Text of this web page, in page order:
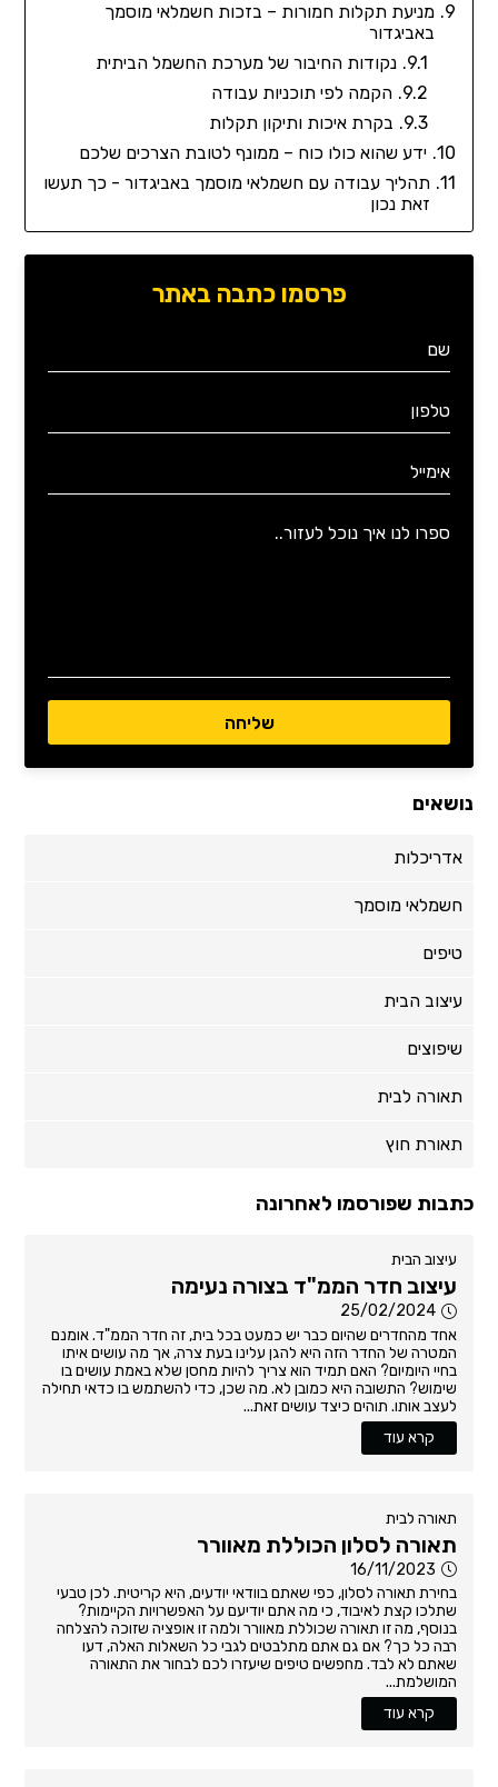
מניעת תקלות חמורות – בזכות חשמלאי מוסמך
באביגדור
נקודות החיבור של מערכת החשמל הביתית
הקמה לפי תוכניות עבודה
בקרת איכות ותיקון תקלות
ידע שהוא כולו כוח – ממונף לטובת הצרכים שלכם
תהליך עבודה עם חשמלאי מוסמך באביגדור - כך תעשו
זאת נכון
פרסמו כתבה באתר
נושאים
אדריכלות
חשמלאי מוסמך
טיפים
עיצוב הבית
שיפוצים
תאורה לבית
תאורת חוץ
כתבות שפורסמו לאחרונה
עיצוב הבית
עיצוב חדר הממ"ד בצורה נעימה
25/02/2024
אחד מהחדרים שהיום כבר יש כמעט בכל בית, זה חדר הממ"ד. אומנם
המטרה של החדר הזה היא להגן עלינו בעת צרה, אך מה עושים איתו
בחיי היומיום? האם תמיד הוא צריך להיות מחסן שלא באמת עושים בו
שימוש? התשובה היא כמובן לא. מה שכן, כדי להשתמש בו כדאי תחילה
לעצב אותו. תוהים כיצד עושים זאת...
קרא עוד
תאורה לבית
תאורה לסלון הכוללת מאוורר
16/11/2023
בחירת תאורה לסלון, כפי שאתם בוודאי יודעים, היא קריטית. לכן טבעי
שתלכו קצת לאיבוד, כי מה אתם יודיעם על האפשרויות הקיימות?
בנוסף, מה זו תאורה שכוללת מאוורר ולמה זו אופציה שזוכה להצלחה
רבה כל כך? אם גם אתם מתלבטים לגבי כל השאלות האלה, דעו
שאתם לא לבד. מחפשים טיפים שיעזרו לכם לבחור את התאורה
המושלמת...
קרא עוד